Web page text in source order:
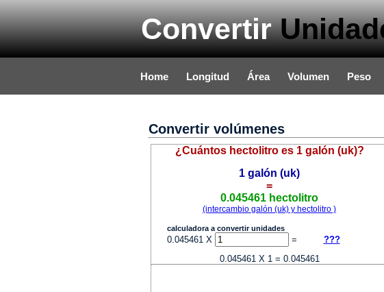
Convertir
Home Longitud Área Volumen Peso
Convertir volúmenes
¿Cuántos hectolitro es 1 galón (uk)?
1 galón (uk)
=
0.045461 hectolitro
(intercambio galón (uk) y hectolitro )
calculadora a convertir unidades
0.045461 X =
???
0.045461 X 1 = 0.045461